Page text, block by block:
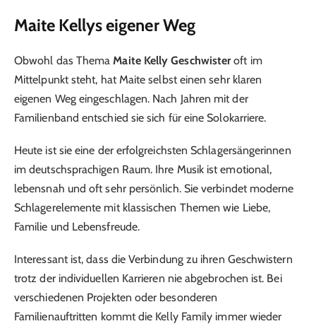
Maite Kellys eigener Weg
Obwohl das ThemaMaite Kelly Geschwisteroft im
Mittelpunkt steht, hat Maite selbst einen sehr klaren
eigenen Weg eingeschlagen. Nach Jahren mit der
Familienband entschied sie sich für eine Solokarriere.
Heute ist sie eine der erfolgreichsten Schlagersängerinnen
im deutschsprachigen Raum. Ihre Musik ist emotional,
lebensnah und oft sehr persönlich. Sie verbindet moderne
Schlagerelemente mit klassischen Themen wie Liebe,
Familie und Lebensfreude.
Interessant ist, dass die Verbindung zu ihren Geschwistern
trotz der individuellen Karrieren nie abgebrochen ist. Bei
verschiedenen Projekten oder besonderen
Familienauftritten kommt die Kelly Family immer wieder